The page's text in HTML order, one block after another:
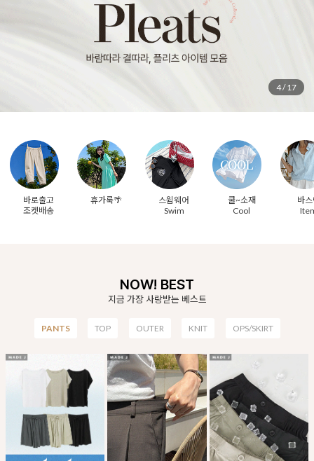
5/17
바로출고
조켓배송
휴가룩🌴
스윔웨어
Swim
쿨~소재
Cool
바
NOW! BEST
지금 가장 사랑받는 베스트
PANTS TOP OUTER KNIT OPS/SKIRT